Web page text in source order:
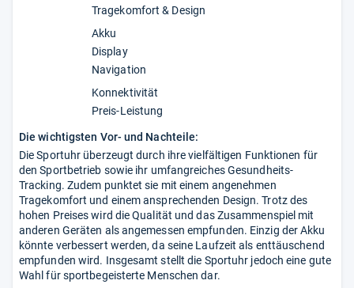
Tragekomfort & Design
Akku
Display
Navigation
Konnektivität
Preis-Leistung
Die wichtigsten Vor- und Nachteile:
Die Sportuhr überzeugt durch ihre vielfältigen Funktionen für
den Sportbetrieb sowie ihr umfangreiches Gesundheits-
Tracking. Zudem punktet sie mit einem angenehmen
Tragekomfort und einem ansprechenden Design. Trotz des
hohen Preises wird die Qualität und das Zusammenspiel mit
anderen Geräten als angemessen empfunden. Einzig der Akku
könnte verbessert werden, da seine Laufzeit als enttäuschend
empfunden wird. Insgesamt stellt die Sportuhr jedoch eine gute
Wahl für sportbegeisterte Menschen dar.